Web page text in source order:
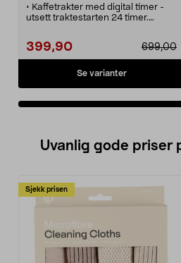
• Kaffetrakter med digital timer -
utsett traktestarten 24 timer.
• Doseringsindikator - eksakt mål
kaffepulver opp til 10 kopper.
• Automatisk avstenging etter 40
699,00
399,90
Se varianter
Uvanlig gode priser
Sjekk prisen